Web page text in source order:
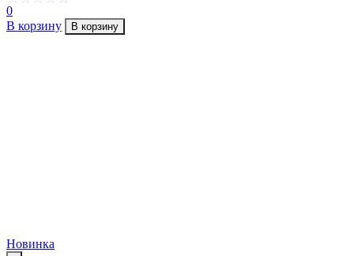
0
В корзину
В корзину
Новинка